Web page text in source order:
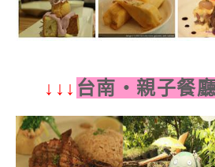
↓↓↓ 台南‧親子餐